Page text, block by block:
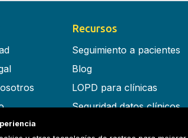
y condiciones
Recursos
Seguimiento a pacientes
Blog
LOPD para clínicas
Seguridad datos clínicos